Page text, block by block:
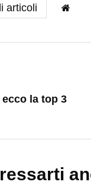
articoli
la top 3